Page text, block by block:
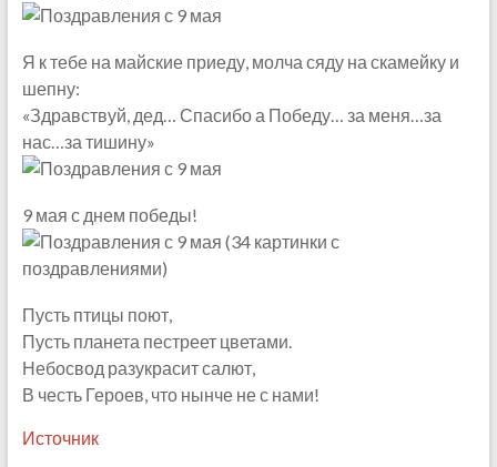
Я к тебе на майские приеду, молча сяду на скамейку и
шепну:
«Здравствуй, дед… Спасибо а Победу… за меня…за
нас…за тишину»
9 мая с днем победы!
Пусть птицы поют,
Пусть планета пестреет цветами.
Небосвод разукрасит салют,
В честь Героев, что нынче не с нами!
Источник